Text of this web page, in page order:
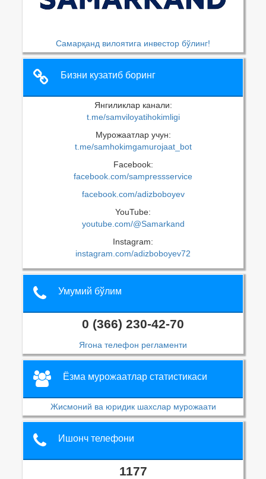
Самарқанд вилоятига инвестор бўлинг!
Бизни кузатиб боринг
Янгиликлар канали:
t.me/samviloyatihokimligi
Мурожаатлар учун:
t.me/samhokimgamurojaat_bot
Facebook:
facebook.com/sampressservice
facebook.com/adizboboyev
YouTube:
youtube.com/@Samarkand
Instagram:
instagram.com/adizboboyev72
Умумий бўлим
0 (366) 230-42-70
Ягона телефон регламенти
Ёзма мурожаатлар статистикаси
Жисмоний ва юридик шахслар мурожаати
Ишонч телефони
1177